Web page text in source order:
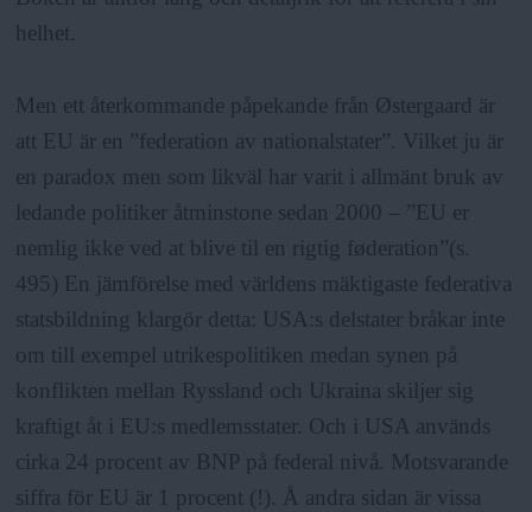
helhet.
Men ett återkommande påpekande från Østergaard är
att EU är en ”federation av nationalstater”. Vilket ju är
en paradox men som likväl har varit i allmänt bruk av
ledande politiker åtminstone sedan 2000 – ”EU er
nemlig ikke ved at blive til en rigtig føderation”(s.
495) En jämförelse med världens mäktigaste federativa
statsbildning klargör detta: USA:s delstater bråkar inte
om till exempel utrikespolitiken medan synen på
konflikten mellan Ryssland och Ukraina skiljer sig
kraftigt åt i EU:s medlemsstater. Och i USA används
cirka 24 procent av BNP på federal nivå. Motsvarande
siffra för EU är 1 procent (!). Å andra sidan är vissa